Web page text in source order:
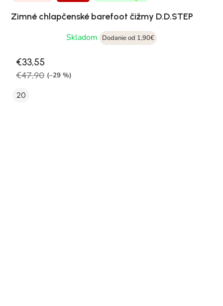
Zimné chlapčenské barefoot čižmy D.D.STEP
Skladom
Dodanie od 1,90€
€33,55
€47,90 (–29 %)
20